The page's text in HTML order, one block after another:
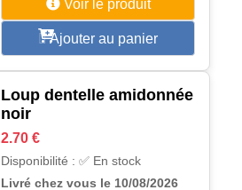
Voir le produit
Ajouter au panier
Loup dentelle amidonnée
noir
2.70 €
Disponibilité : ✅ En stock
Livré chez vous le 10/08/2026